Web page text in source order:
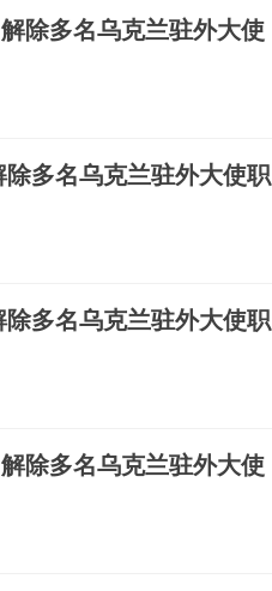
除多名乌克兰驻外大使
多名乌克兰驻外大使职
多名乌克兰驻外大使职
除多名乌克兰驻外大使